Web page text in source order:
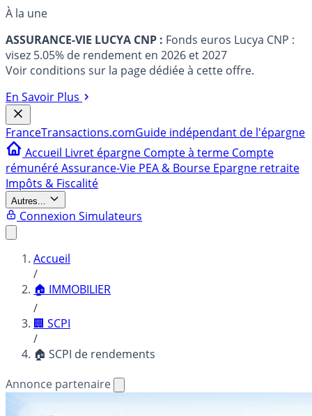
À la une
ASSURANCE-VIE LUCYA CNP : Fonds euros Lucya CNP :
visez 5.05% de rendement en 2026 et 2027
Voir conditions sur la page dédiée à cette offre.
En Savoir Plus
FranceTransactions.comGuide indépendant de l'épargne
Accueil Livret épargne Compte à terme Compte
rémunéréAssurance-Vie PEA & Bourse Epargne retraite
Impôts & Fiscalité
Autres...
Connexion Simulateurs
Accueil
/
🏠 IMMOBILIER
/
🏢 SCPI
/
🏠 SCPI de rendements
Annonce partenaire